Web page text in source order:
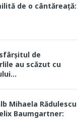
de o cântăreață:
de
au scăzut cu
Mihaela Rădulescu
Baumgartner: